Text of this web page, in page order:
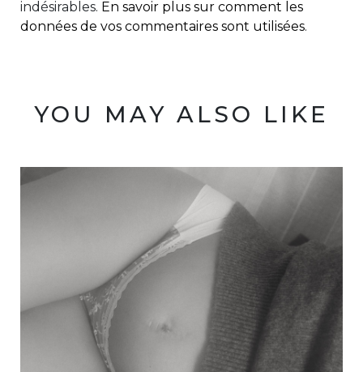
indésirables. En savoir plus sur comment les
données de vos commentaires sont utilisées.
YOU MAY ALSO LIKE